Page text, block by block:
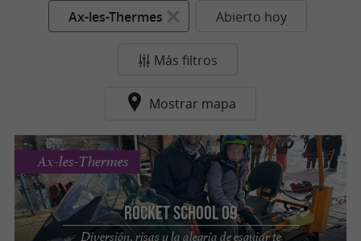
Ax-les-Thermes Abierto hoy
Más filtros
Mostrar mapa
Rocket School 09
Diversión, risas y la alegría de esquiar te
Ax-les-Thermes